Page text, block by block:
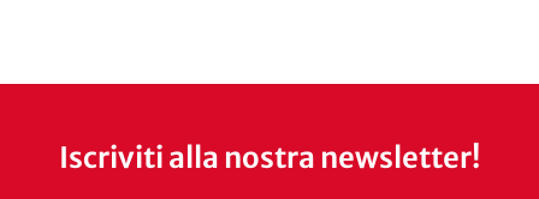
Iscriviti alla nostra newsletter!